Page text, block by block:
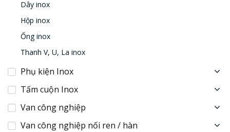
Dây inox
Hộp inox
Ống inox
Thanh V, U, La inox
Phụ kiện Inox
Tấm cuộn Inox
Van công nghiệp
Van công nghiệp nối ren / hàn